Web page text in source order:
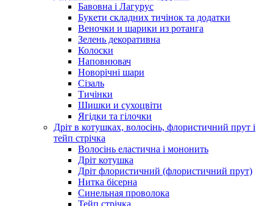
Бавовна і Лагурус
Букети складних тичінок та додатки
Веночки и шарики из ротанга
Зелень декоративна
Колоски
Наповнювач
Новорічні шари
Сізаль
Тичінки
Шишки и сухоцвіти
Ягідки та гілочки
Дріт в котушках, волосінь, флористичний прут і
тейп стрічка
Волосінь еластична і мононить
Дріт котушка
Дріт флористичний (флористичний прут)
Нитка бісерна
Синельная проволока
Тейп стрічка